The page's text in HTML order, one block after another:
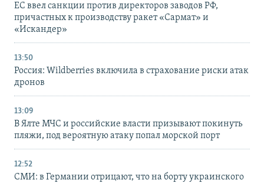
ЕС ввел санкции против директоров заводов РФ,
причастных к производству ракет «Сармат» и
«Искандер»
13:50
Россия: Wildberries включила в страхование риски атак
дронов
13:09
В Ялте МЧС и российские власти призывают покинуть
пляжи, под вероятную атаку попал морской порт
12:52
СМИ: в Германии отрицают, что на борту украинского